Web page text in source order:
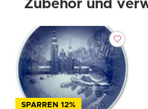
Zubehör und
SPARREN 12%